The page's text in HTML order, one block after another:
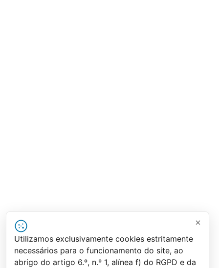
Utilizamos exclusivamente cookies estritamente
necessários para o funcionamento do site, ao
abrigo do artigo 6.º, n.º 1, alínea f) do RGPD e da